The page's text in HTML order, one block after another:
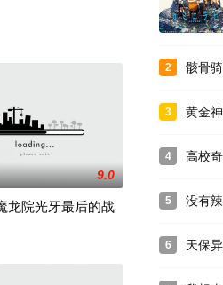
间都在发展着．可以自由侵入网络的ハ
谓给力，当然这次的OVA也将秉承这个
9.0
龙院光牙最后的战
病深度患者佐藤一郎（岛崎信长 饰），
2 骸骨
3 黄金
4 高校
5 没有
6 天保